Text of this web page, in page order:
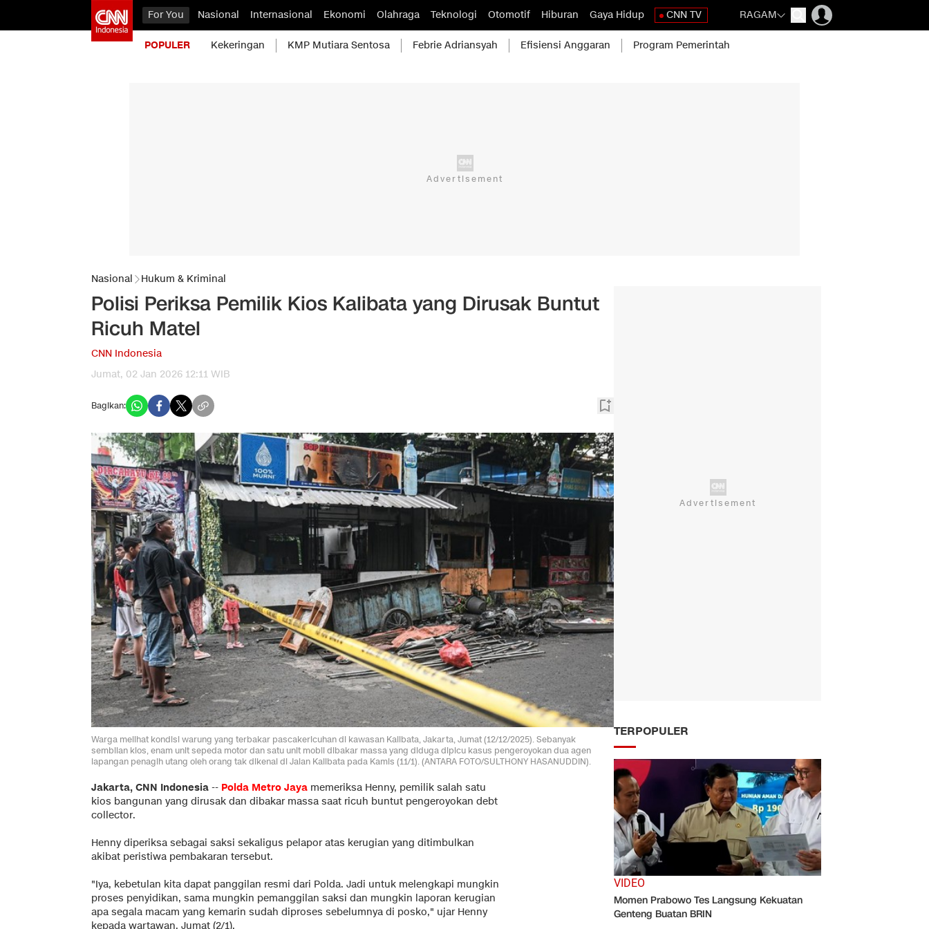
For You Nasional Internasional Ekonomi Olahraga Teknologi Otomotif Hiburan Gaya Hidup CNN TV RAGAM
POPULER Kekeringan KMP Mutiara Sentosa Febrie Adriansyah Efisiensi Anggaran Program Pemerintah
Nasional Hukum & Kriminal
Polisi Periksa Pemilik Kios Kalibata yang Dirusak Buntut
Ricuh Matel
CNN Indonesia
Jumat, 02 Jan 2026 12:11 WIB
Bagikan:
Warga melihat kondisi warung yang terbakar pascakericuhan di kawasan Kalibata, Jakarta, Jumat (12/12/2025). Sebanyak
sembilan kios, enam unit sepeda motor dan satu unit mobil dibakar massa yang diduga dipicu kasus pengeroyokan dua agen
lapangan penagih utang oleh orang tak dikenal di Jalan Kalibata pada Kamis (11/1). (ANTARA FOTO/SULTHONY HASANUDDIN).
Jakarta, CNN Indonesia -- Polda Metro Jaya memeriksa Henny, pemilik salah satu
kios bangunan yang dirusak dan dibakar massa saat ricuh buntut pengeroyokan debt
collector.
Henny diperiksa sebagai saksi sekaligus pelapor atas kerugian yang ditimbulkan
akibat peristiwa pembakaran tersebut.
"Iya, kebetulan kita dapat panggilan resmi dari Polda. Jadi untuk melengkapi mungkin
proses penyidikan, sama mungkin pemanggilan saksi dan mungkin laporan kerugian
apa segala macam yang kemarin sudah diproses sebelumnya di posko," ujar Henny
kepada wartawan, Jumat (2/1).
TERPOPULER
VIDEO
Momen Prabowo Tes Langsung Kekuatan
Genteng Buatan BRIN